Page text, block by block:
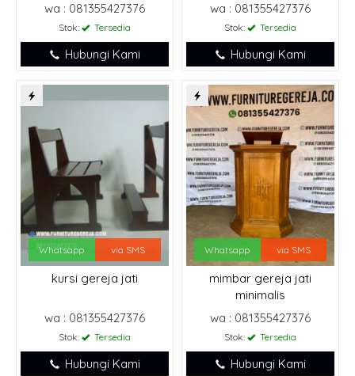
wa : 081355427376
Stok: Tersedia
Hubungi Kami
wa : 081355427376
Stok: Tersedia
Hubungi Kami
Whatsapp via SMS
kursi gereja jati
wa : 081355427376
Stok: Tersedia
Hubungi Kami
Whatsapp via SMS
mimbar gereja jati
minimalis
wa : 081355427376
Stok: Tersedia
Hubungi Kami